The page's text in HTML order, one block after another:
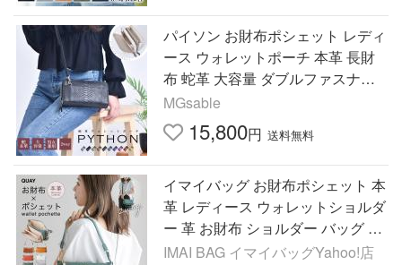
パイソン お財布ポシェット レディ
ース ウォレットポーチ 本革 長財
布 蛇革 大容量 ダブルファスナー
ショルダー 財布 ヘビ革 金運 上品
女性 ギフト 送料無料
MGsable
15,800円 送料無料
イマイバッグ お財布ポシェット 本
革 レディース ウォレットショルダ
ー 革 お財布 ショルダー バッグ レ
ザー 44460N
IMAI BAG イマイバッグYahoo!店